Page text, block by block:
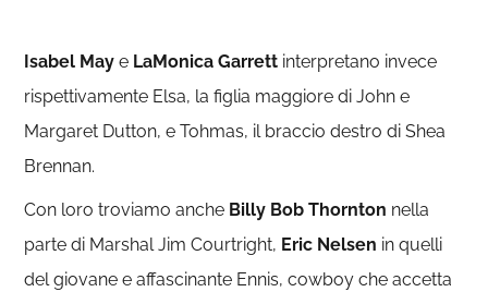
Isabel May e LaMonica Garrett interpretano invece
rispettivamente Elsa, la figlia maggiore di John e
Margaret Dutton, e Tohmas, il braccio destro di Shea
Brennan.
Con loro troviamo anche Billy Bob Thornton nella
parte di Marshal Jim Courtright, Eric Nelsen in quelli
del giovane e affascinante Ennis, cowboy che accetta